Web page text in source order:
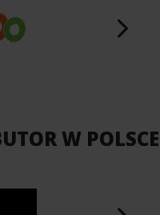
W POLSCE